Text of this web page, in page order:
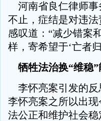
河南省良仁律师事
不止，症结是对违
感叹道：“减少错案
样，寄希望于‘亡者
牺牲法治换“维稳”
李怀亮案引发的反
李怀亮案之所以出
法公正和维护社会